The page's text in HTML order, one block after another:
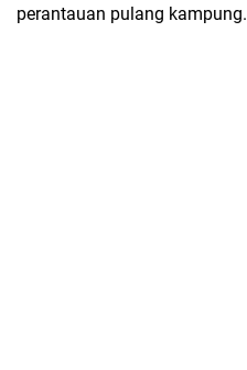
perantauan pulang kampung.